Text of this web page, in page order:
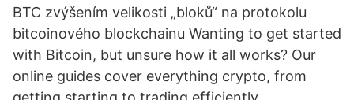
BTC zvýšením velikosti „bloků“ na protokolu
bitcoinového blockchainu Wanting to get started
with Bitcoin, but unsure how it all works? Our
online guides cover everything crypto, from